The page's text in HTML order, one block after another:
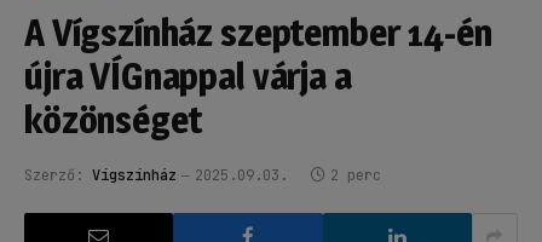
A Vígszínház szeptember 14-én
újra VÍGnappal várja a
közönséget
Szerző: Vígszínház 2025.09.03. 2 perc